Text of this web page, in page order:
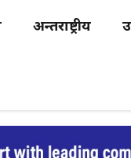
अन्तर्राष्ट्रीय